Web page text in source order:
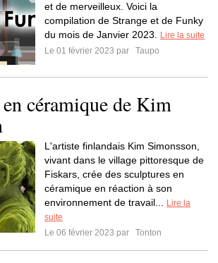
et de merveilleux. Voici la
compilation de Strange et de Funky
du mois de Janvier 2023.
Lire la suite
Le 01 février 2023 par
Taupo
céramique de Kim
L'artiste finlandais Kim Simonsson,
vivant dans le village pittoresque de
Fiskars, crée des sculptures en
céramique en réaction à son
environnement de travail...
Lire la
suite
Le 06 février 2023 par
Tonton